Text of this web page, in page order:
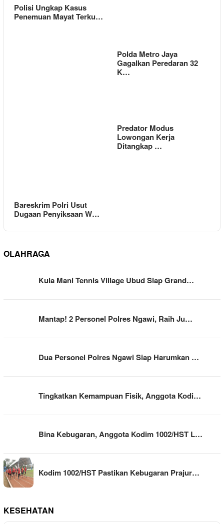
Polisi Ungkap Kasus
Penemuan Mayat Terku…
Polda Metro Jaya
Gagalkan Peredaran 32
K…
Bareskrim Polri Usut
Dugaan Penyiksaan W…
Predator Modus
Lowongan Kerja
Ditangkap …
OLAHRAGA
Kula Mani Tennis Village Ubud Siap Grand…
Mantap! 2 Personel Polres Ngawi, Raih Ju…
Dua Personel Polres Ngawi Siap Harumkan …
Tingkatkan Kemampuan Fisik, Anggota Kodi…
Bina Kebugaran, Anggota Kodim 1002/HST L…
Kodim 1002/HST Pastikan Kebugaran Prajur…
KESEHATAN